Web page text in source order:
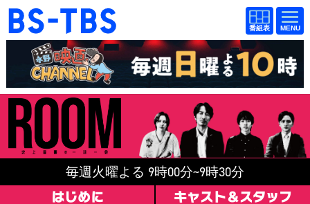
BS-TBS
番組
表
BS-TBS
番組
表
ドラマ 映画
紀行 報道
教養 スポーツ
音楽 エンタメ
ファンクラブ
毎週火曜よる 9時00分~9時30分
はじめに キャスト＆スタッフ